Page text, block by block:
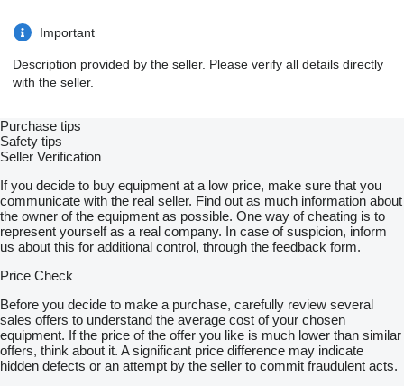
Important
Description provided by the seller. Please verify all details directly
with the seller.
Purchase tips
Safety tips
Seller Verification
If you decide to buy equipment at a low price, make sure that you
communicate with the real seller. Find out as much information about
the owner of the equipment as possible. One way of cheating is to
represent yourself as a real company. In case of suspicion, inform
us about this for additional control, through the feedback form.
Price Check
Before you decide to make a purchase, carefully review several
sales offers to understand the average cost of your chosen
equipment. If the price of the offer you like is much lower than similar
offers, think about it. A significant price difference may indicate
hidden defects or an attempt by the seller to commit fraudulent acts.